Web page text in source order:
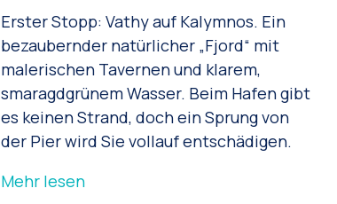
Erster Stopp: Vathy auf Kalymnos. Ein
bezaubernder natürlicher „Fjord“ mit
malerischen Tavernen und klarem,
smaragdgrünem Wasser. Beim Hafen gibt
es keinen Strand, doch ein Sprung von
der Pier wird Sie vollauf entschädigen.
Mehr lesen